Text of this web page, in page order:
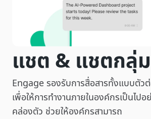
แชต & แชตกลุ่ม
Engage รองรับการสื่อสารทั้งแบบตัว
เพื่อให้การทำงานภายในองค์กรเป็นไปอ
คล่องตัว ช่วยให้องค์กรสามารถ